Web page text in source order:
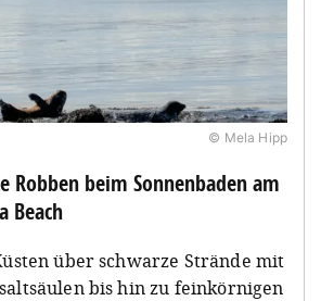
© Mela Hipp
Robben beim Sonnenbaden am
Beach
über schwarze Strände mit
bis hin zu feinkörnigen